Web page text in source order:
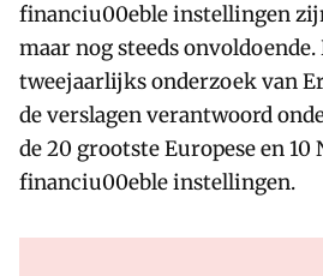
financiu00eble instellingen
maar nog steeds
tweejaarlijks onderzoek van
de verslagen verantwoord
de 20 grootste Europese en 10
financiu00eble instellingen.